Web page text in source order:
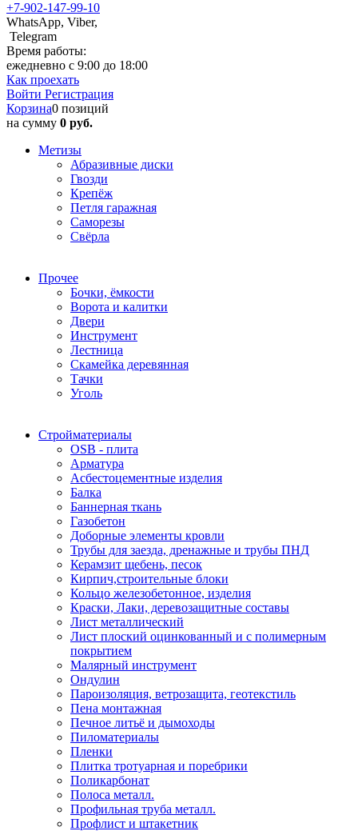
+7-902-147-99-10
WhatsApp, Viber,
Telegram
Время работы:
ежедневно с 9:00 до 18:00
Как проехать
Войти Регистрация
Корзина0 позиций
на сумму 0 руб.
Метизы
Абразивные диски
Гвозди
Крепёж
Петля гаражная
Саморезы
Свёрла
Прочее
Бочки, ёмкости
Ворота и калитки
Двери
Инструмент
Лестница
Скамейка деревянная
Тачки
Уголь
Стройматериалы
OSB - плита
Арматура
Асбестоцементные изделия
Балка
Баннерная ткань
Газобетон
Доборные элементы кровли
Трубы для заезда, дренажные и трубы ПНД
Керамзит щебень, песок
Кирпич,строительные блоки
Кольцо железобетонное, изделия
Краски, Лаки, деревозащитные составы
Лист металлический
Лист плоский оцинкованный и с полимерным
покрытием
Малярный инструмент
Ондулин
Пароизоляция, ветрозащита, геотекстиль
Пена монтажная
Печное литьё и дымоходы
Пиломатериалы
Пленки
Плитка тротуарная и поребрики
Поликарбонат
Полоса металл.
Профильная труба металл.
Профлист и штакетник